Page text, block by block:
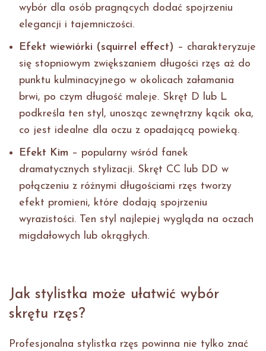
wybór dla osób pragnących dodać spojrzeniu
elegancji i tajemniczości.
Efekt wiewiórki (squirrel effect) – charakteryzuje
się stopniowym zwiększaniem długości rzęs aż do
punktu kulminacyjnego w okolicach załamania
brwi, po czym długość maleje. Skręt D lub L
podkreśla ten styl, unosząc zewnętrzny kącik oka,
co jest idealne dla oczu z opadającą powieką.
Efekt Kim – popularny wśród fanek
dramatycznych stylizacji. Skręt CC lub DD w
połączeniu z różnymi długościami rzęs tworzy
efekt promieni, które dodają spojrzeniu
wyrazistości. Ten styl najlepiej wygląda na oczach
migdałowych lub okrągłych.
Jak stylistka może ułatwić wybór
skrętu rzęs?
Profesjonalna stylistka rzęs powinna nie tylko znać